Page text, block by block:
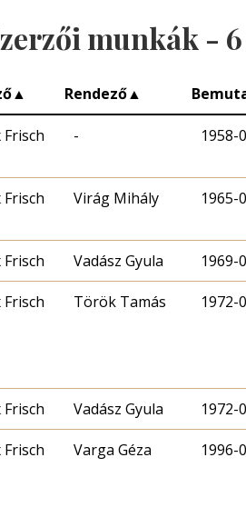
munkák - 6
▲ Rendező▲
Frisch - 1958-
Frisch Virág Mihály 1965-
Frisch Vadász Gyula 1969-
Frisch Török Tamás 1972-
Frisch Vadász Gyula 1972-
Frisch Varga Géza 1996-